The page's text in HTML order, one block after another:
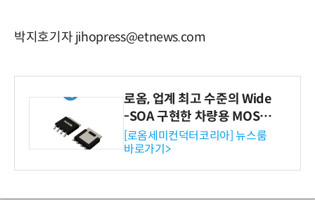
박지호기자 jihopress@etnews.com
로옴, 업계 최고 수준의 Wide
-SOA 구현한 차량용 MOSF
ET 개발
[로옴세미컨덕터코리아] 뉴스룸
바로가기>